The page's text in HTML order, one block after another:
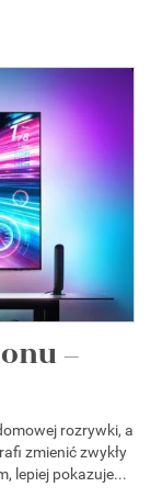
–
rozrywki, a
zmienić zwykły
lepiej pokazuje...